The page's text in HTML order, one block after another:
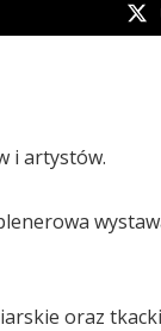
i artystów.
oraz